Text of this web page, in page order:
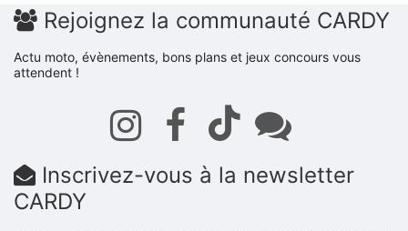
Rejoignez la communauté CARDY
Actu moto, évènements, bons plans et jeux concours vous
attendent !
Inscrivez-vous à la newsletter
CARDY